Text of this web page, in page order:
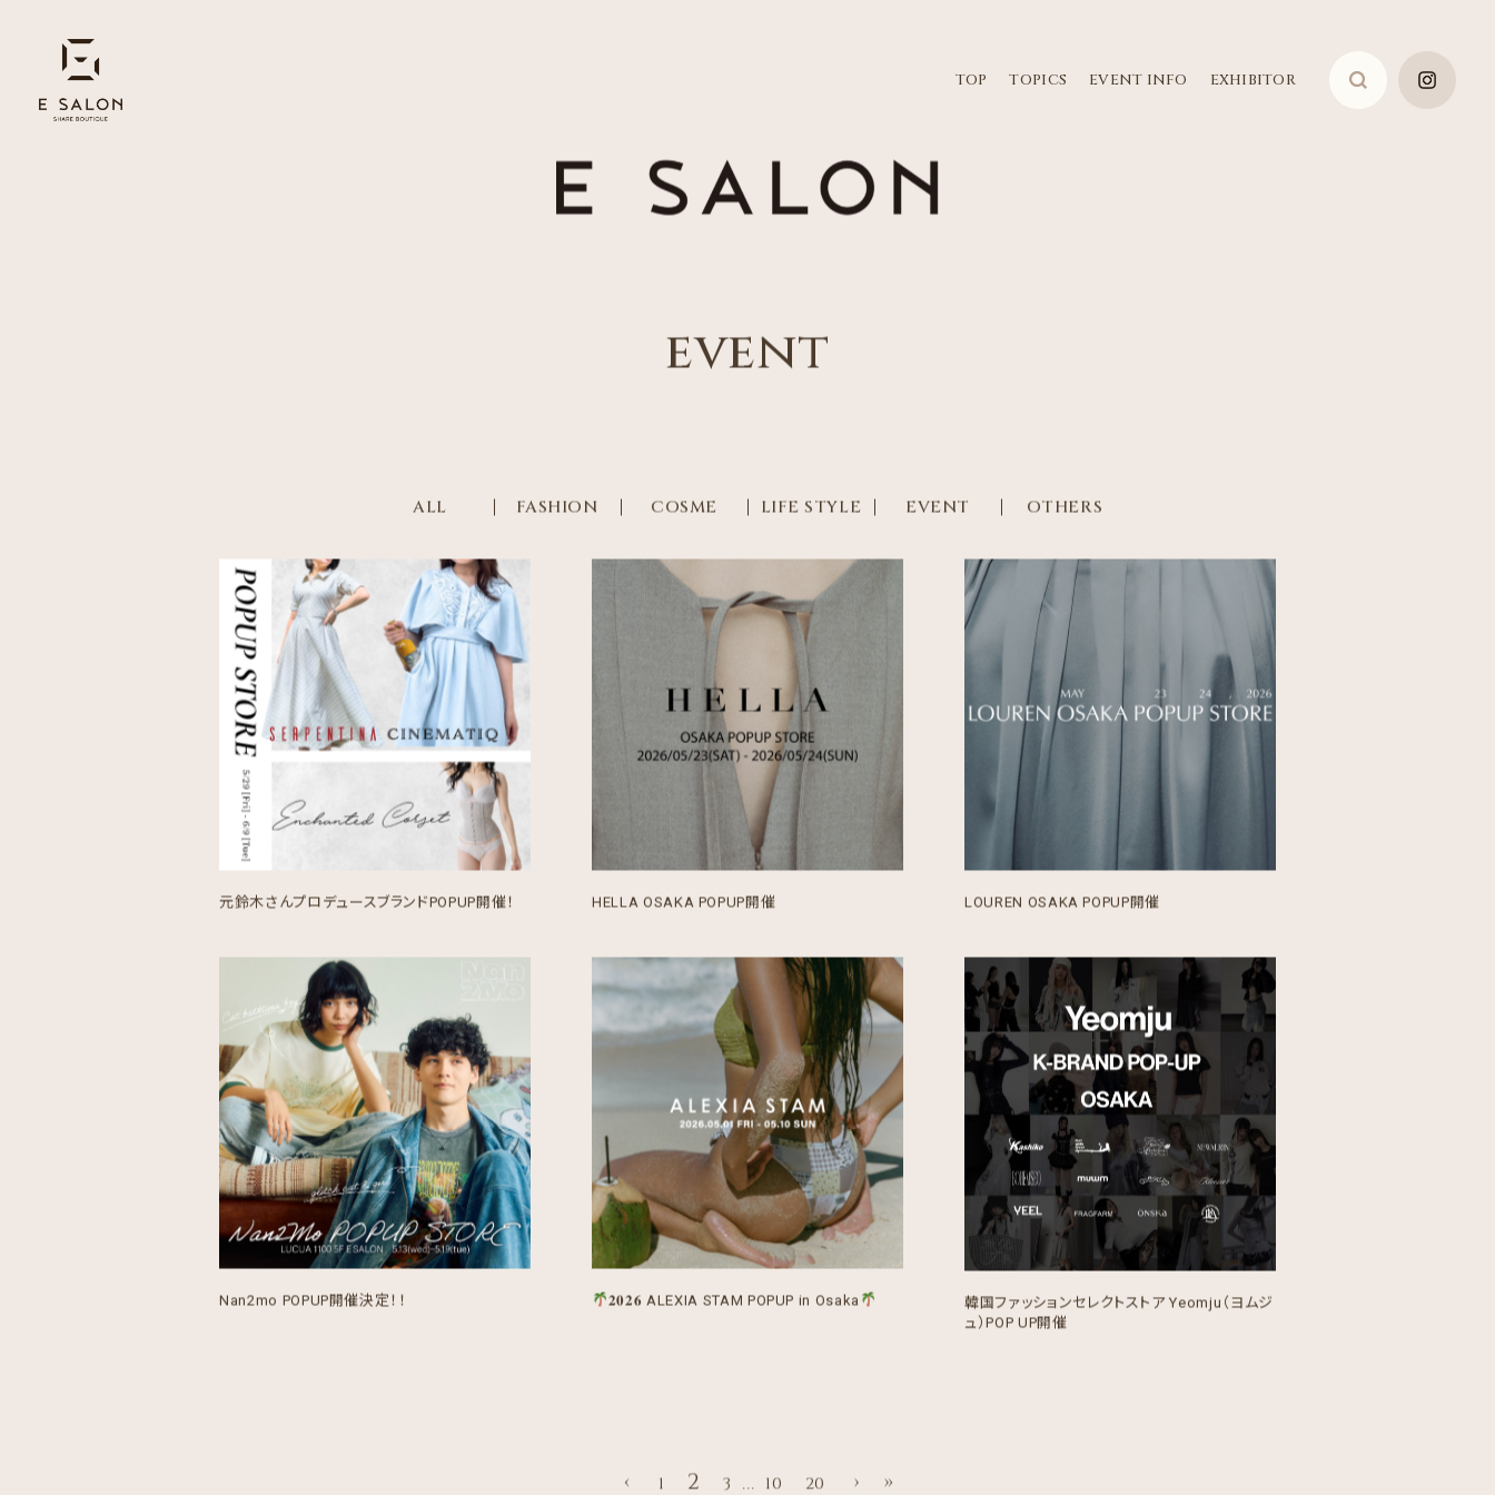
TOP TOPICS EVENT INFO EXHIBITOR
event
ALL FASHION COSME LIFE STYLE EVENT OTHERS
元鈴木さんプロデュースブランドPOPUP開催！ HELLA OSAKA POPUP開催 LOUREN OSAKA POPUP開催
Nan2mo POPUP開催決定！！ 𝟐𝟎𝟐𝟔 ALEXIA STAM POPUP in Osaka
韓国ファッションセレクトストア Yeomju（ヨムジ
ュ）POP UP開催
‹ 1 2 3 ... 10 20 › »